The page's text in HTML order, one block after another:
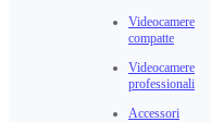
Videocamere
compatte
Videocamere
professionali
Accessori